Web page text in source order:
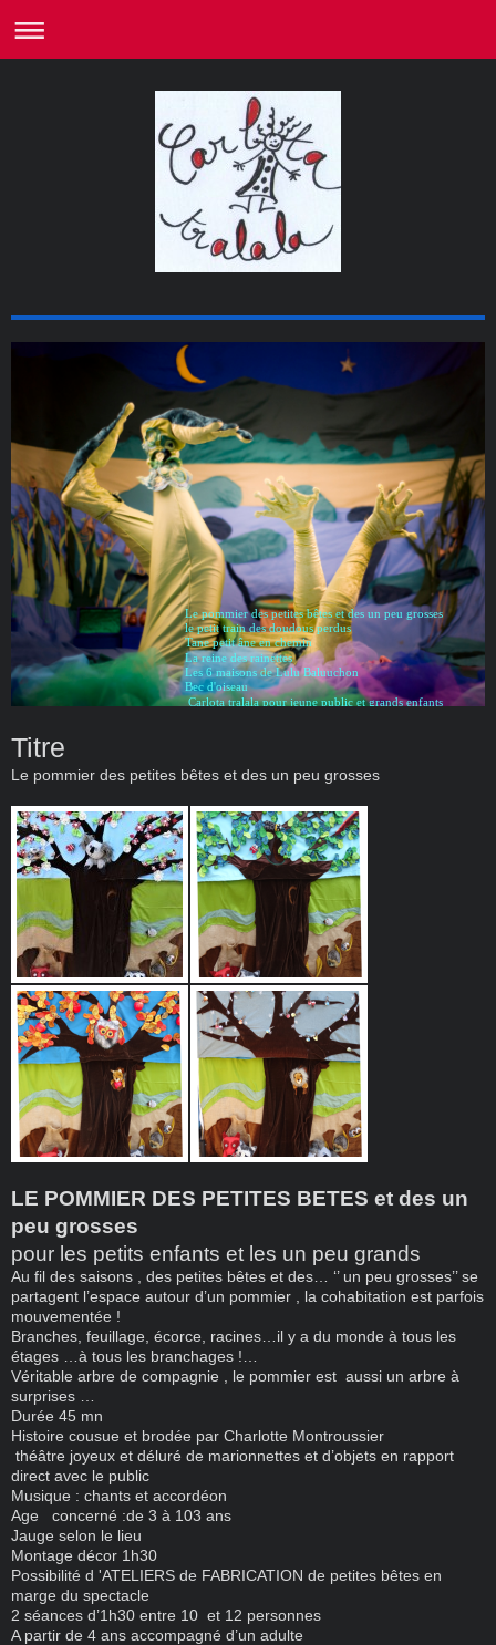
Le pommier des petites bêtes et des un peu grosses
le petit train des doudous perdus
Tane petit âne en chemin
La reine des rainettes
Les 6 maisons de Lulu Baluuchon
Bec d'oiseau
Carlota tralala pour jeune public et grands enfants
Titre
Le pommier des petites bêtes et des un peu grosses
LE POMMIER DES PETITES BETES et des un
peu grosses
pour les petits enfants et les un peu grands
Au fil des saisons , des petites bêtes et des… ‘’ un peu grosses’’ se
partagent l’espace autour d’un pommier , la cohabitation est parfois
mouvementée !
Branches, feuillage, écorce, racines…il y a du monde à tous les
étages …à tous les branchages !…
Véritable arbre de compagnie , le pommier est aussi un arbre à
surprises …
Durée 45 mn
Histoire cousue et brodée par Charlotte Montroussier
théâtre joyeux et déluré de marionnettes et d’objets en rapport
direct avec le public
Musique : chants et accordéon
Age concerné :de 3 à 103 ans
Jauge selon le lieu
Montage décor 1h30
Possibilité d 'ATELIERS de FABRICATION de petites bêtes en
marge du spectacle
2 séances d’1h30 entre 10 et 12 personnes
A partir de 4 ans accompagné d’un adulte